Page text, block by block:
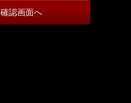
確認画面へ